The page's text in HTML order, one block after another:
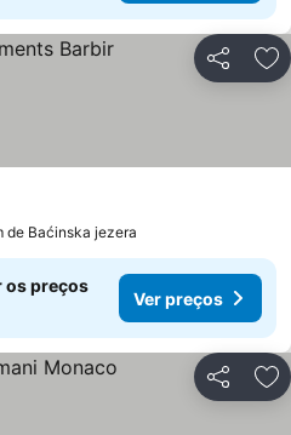
Partilhar
de Baćinska jezera
os preços
Ver preços
Partilhar